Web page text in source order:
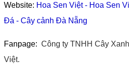
Website: Hoa Sen Việt- Hoa Sen
Đá - Cây cảnh Đà Nẵng
Fanpage: Công ty TNHH Cây
Việt.